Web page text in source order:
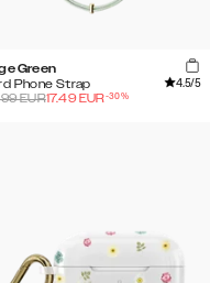
Green
Phone Strap
4.5/5
EUR17.49 EUR-30%